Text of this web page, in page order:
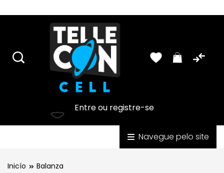
Entre ou registre-se
Navegue pelo site
Inicío Balanza